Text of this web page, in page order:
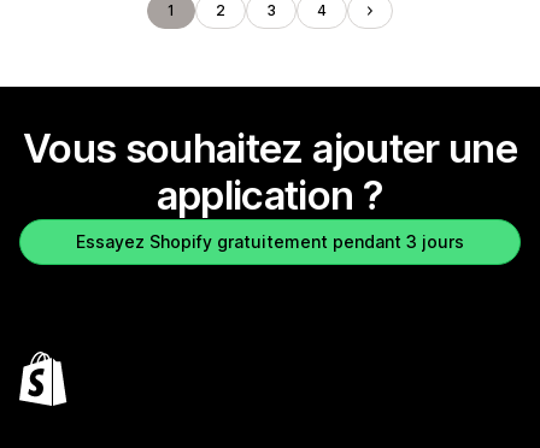
1 2 3 4
Vous souhaitez ajouter une
application ?
Essayez Shopify gratuitement pendant 3 jours